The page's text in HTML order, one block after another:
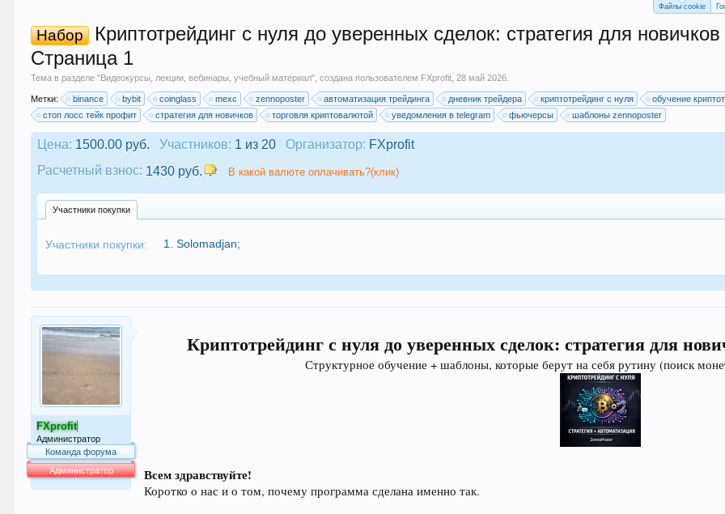
Файлы cookie
Набор
Криптотрейдинг с нуля до уверенных сделок: стратегия для
Страница 1
Тема в разделе "Видеокурсы, лекции, вебинары, учебный материал", создана пользователем FXprofit ,28 май 2026
Метки: binance bybit coinglass mexc zennoposter автоматизация трейдинга дневник трейдера криптотрейдинг с нуля обучение
стоп лосс тейк профит
стратегия для новичков торговля криптовалютой уведомления в telegram фьючерсы шаблоны zennoposter
Цена: 1500.00 руб. Участников: 1 из 20 Организатор: FXprofit
Расчетный взнос: 1430 руб. В какой валюте оплачивать?(клик)
Участники покупки
Участники покупки: 1.Solomadjan;
FXprofit
Администратор
Команда форума
Администратор
Криптотрейдинг с нуля до уверенных сделок: стратегия для
Структурное обучение + шаблоны, которые берут на себя рутину (поиск
Всем здравствуйте!
Коротко о нас и о том, почему программа сделана именно так.